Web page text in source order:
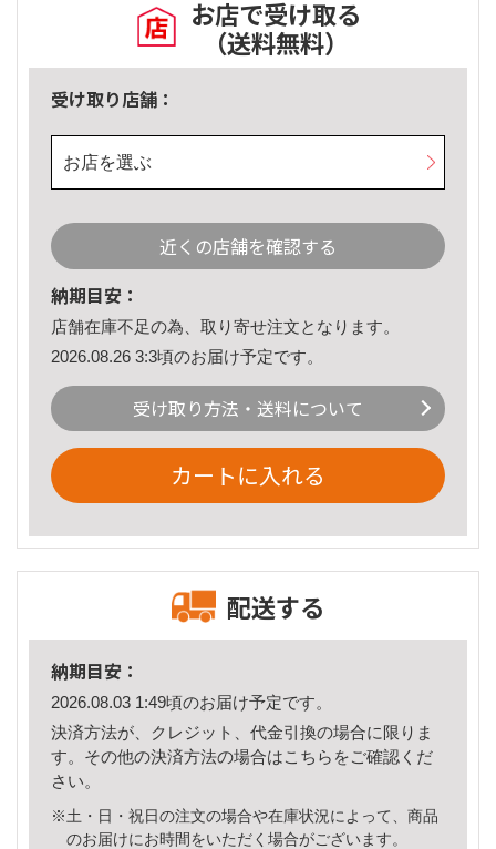
お店で受け取る
（送料無料）
受け取り店舗：
お店を選ぶ
近くの店舗を確認する
納期目安：
店舗在庫不足の為、取り寄せ注文となります。
2026.08.26 3:3頃のお届け予定です。
受け取り方法・送料について
カートに入れる
配送する
納期目安：
2026.08.03 1:49頃のお届け予定です。
決済方法が、クレジット、代金引換の場合に限りま
す。その他の決済方法の場合はこちら をご確認くだ
さい。
※土・日・祝日の注文の場合や在庫状況によって、商品
のお届けにお時間をいただく場合がございます。